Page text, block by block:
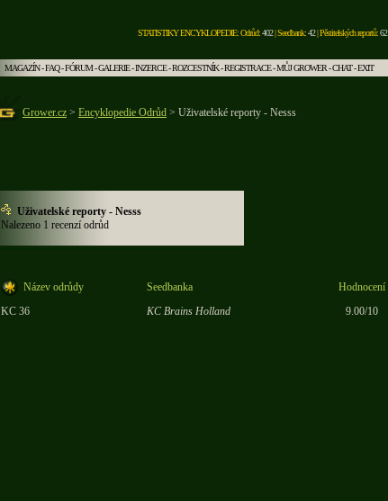
STATISTIKY ENCYKLOPEDIE: Odrůd:402| Seedbank:42| Pěstitelských reportů:62
MAGAZÍN-FAQ-FÓRUM-GALERIE-INZERCE-ROZCESTNÍK-REGISTRACE-MŮJ GROWER-CHAT-EXIT
Grower.cz > Encyklopedie Odrůd > Uživatelské reporty - Nesss
Uživatelské reporty - Nesss
Nalezeno 1 recenzí odrůd
Název odrůdy Seedbanka Hodnocení
KC 36
KC Brains Holland 9.00/10